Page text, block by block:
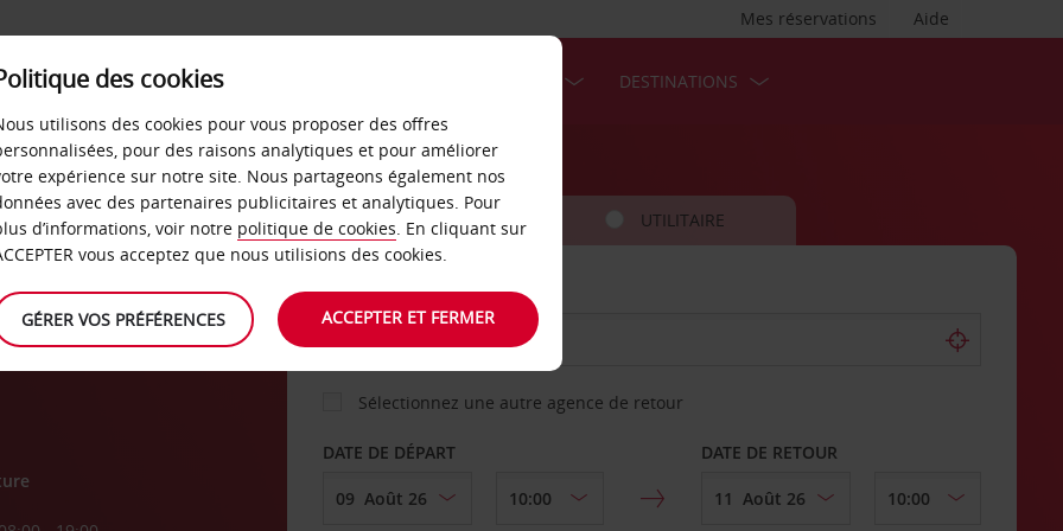
Aide
Mes réservations
LIBRE-SERVICE DESTINATIONS
VOITURE UTILITAIRE
AGENCE DE DÉPART
Sélectionnez une autre agence de retour
DATE DE DÉPART DATE DE RETOUR
des cookies
utilisons des cookies pour vous proposer des offres
pour des raisons analytiques et pour améliorer
expérience sur notre site. Nous partageons également nos
avec des partenaires publicitaires et analytiques. Pour
d’informations, voir notre politique de cookies. En cliquant sur
vous acceptez que nous utilisions des cookies.
GÉRER VOS PRÉFÉRENCES ACCEPTER ET FERMER